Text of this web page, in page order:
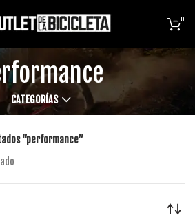
0
CATEGORÍAS
“performance”